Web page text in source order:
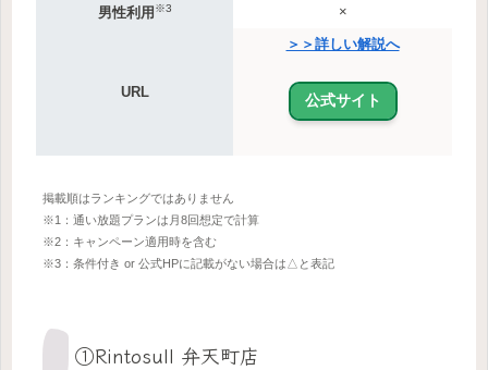
男性利用 ※3 ×
URL
＞＞詳しい解説へ
公式サイト
掲載順はランキングではありません
※1：通い放題プランは月8回想定で計算
※2：キャンペーン適用時を含む
※3：条件付き or 公式HPに記載がない場合は△と表記
①Rintosull 弁天町店